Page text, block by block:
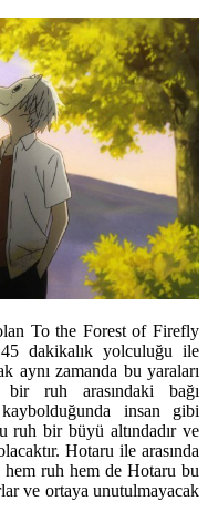
To the Forest of Firefly
dakikalık yolculuğu ile
aynı zamanda bu yaraları
ruh arasındaki bağı
insan gibi
ruh bir büyü altındadır ve
Hotaru ile arasında
hem ruh hem de Hotaru bu
ve ortaya unutulmayacak